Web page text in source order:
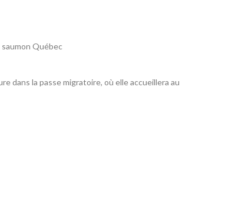
saumon Québec
dans la passe migratoire, où elle accueillera au